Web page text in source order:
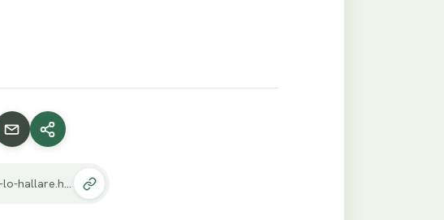
https://renuevo.com/devocional-diario-hoy-si-le-busco-lo-hallare.html